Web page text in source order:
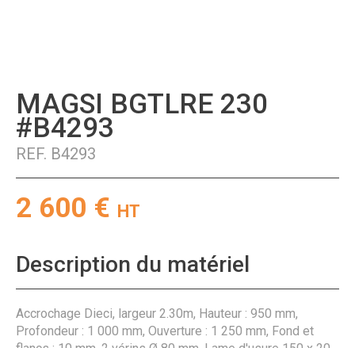
MAGSI BGTLRE 230
#B4293
REF. B4293
2 600 € HT
Description du matériel
Accrochage Dieci, largeur 2.30m, Hauteur : 950 mm,
Profondeur : 1 000 mm, Ouverture : 1 250 mm, Fond et